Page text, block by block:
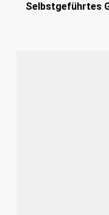
Selbstgeführtes